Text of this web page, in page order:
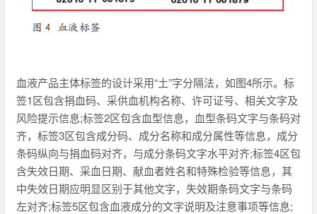
血液产品主体标签的设计采用“土”字分隔法，如图4所示。标
签1区包含捐血码、采供血机构名称、许可证号、相关文字及
风险提示信息;标签2区包含血型信息，血型条码文字与条码对
齐，标签3区包含成分码、成分名称和成分属性等信息，成分
条码纵向与捐血码对齐，与成分条码文字水平对齐;标签4区包
含失效日期、采血日期、献血者姓名和特殊检验等信息，其
中失效日期应明显区别于其他文字，失效期条码文字与条码
左对齐;标签5区包含血液成分的文字说明及注意事项等信息;